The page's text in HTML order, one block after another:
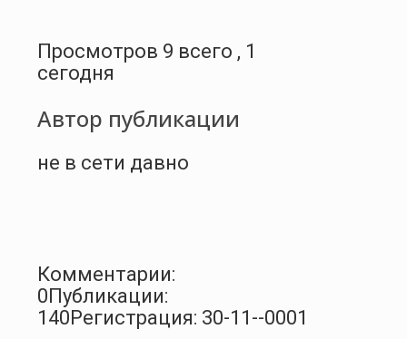
Просмотров 9 всего , 1
сегодня
Автор публикации
не в сети давно
Комментарии:
0Публикации:
140Регистрация: 30-11--0001